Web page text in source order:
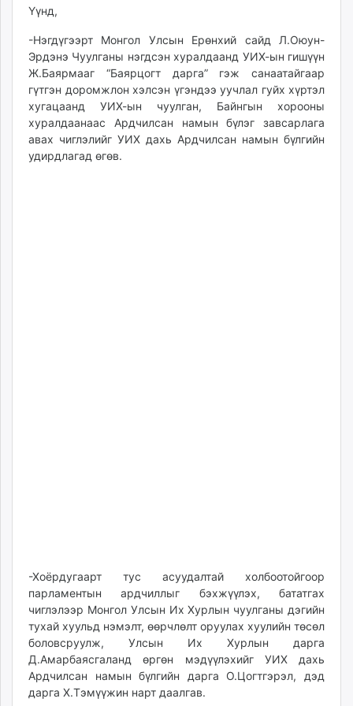
unuudur.mn
isee.mn
mglradio.com
fact.mn
itoim.mn
tumen.mn
shuum.mn
times.mn
Үүнд,
-Нэгдүгээрт Монгол Улсын Ерөнхий сайд Л.Оюун-
Эрдэнэ Чуулганы нэгдсэн хуралдаанд УИХ-ын гишүүн
Ж.Баярмааг “Баярцогт дарга” гэж санаатайгаар
гүтгэн доромжлон хэлсэн үгэндээ уучлал гуйх хүртэл
хугацаанд УИХ-ын чуулган, Байнгын хорооны
хуралдаанаас Ардчилсан намын бүлэг завсарлага
авах чиглэлийг УИХ дахь Ардчилсан намын бүлгийн
удирдлагад өгөв.
-Хоёрдугаарт тус асуудалтай холбоотойгоор
парламентын ардчиллыг бэхжүүлэх, бататгах
чиглэлээр Монгол Улсын Их Хурлын чуулганы дэгийн
тухай хуульд нэмэлт, өөрчлөлт оруулах хуулийн төсөл
боловсруулж, Улсын Их Хурлын дарга
Д.Амарбаясгаланд өргөн мэдүүлэхийг УИХ дахь
Ардчилсан намын бүлгийн дарга О.Цогтгэрэл, дэд
дарга Х.Тэмүүжин нарт даалгав.